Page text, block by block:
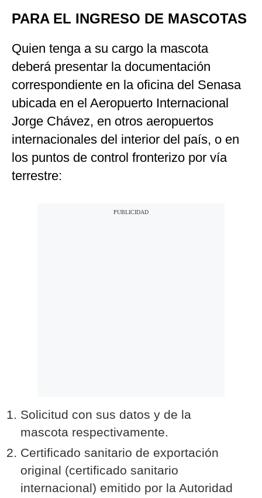
PARA EL INGRESO DE MASCOTAS
Quien tenga a su cargo la mascota
deberá presentar la documentación
correspondiente en la oficina del Senasa
ubicada en el Aeropuerto Internacional
Jorge Chávez, en otros aeropuertos
internacionales del interior del país, o en
los puntos de control fronterizo por vía
terrestre:
Solicitud con sus datos y de la
mascota respectivamente.
Certificado sanitario de exportación
original (certificado sanitario
internacional) emitido por la Autoridad